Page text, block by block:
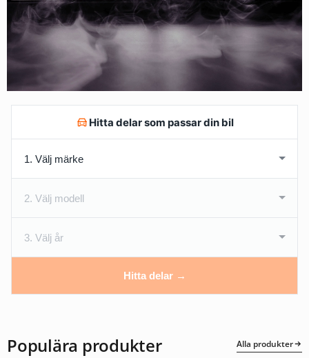
Hitta delar som passar din bil
Hitta delar →
Populära produkter Alla produkter